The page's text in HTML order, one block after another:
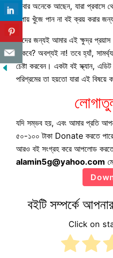
আবার অনেকে আছেন, যারা প্রবাসে
উপায় খুঁজে পান না বই ক্রয় করার
তাদের জন্যই আমার এই ক্ষুদ্র
থাকবে? অবশ্যই না! তবে হ্যাঁ,
চেষ্টা করবেন। একটা বই স্ক্যান,
পরিশ্রমের তা হয়তো যারা এই বিষয়ে
যদি সম্ভব হয়, এবং আমার প্রতি
৫০-১০০ টাকা Donate করতে
আরও বই সংগ্রহ করে আপলোড
alamin5g@yahoo.com
বইটি সম্পর্কে
Click on